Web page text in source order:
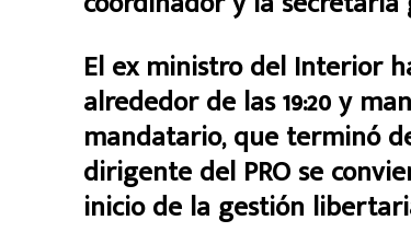
El ex ministro del Interior
alrededor de las 19:20 y
mandatario, que terminó
dirigente del PRO se
inicio de la gestión